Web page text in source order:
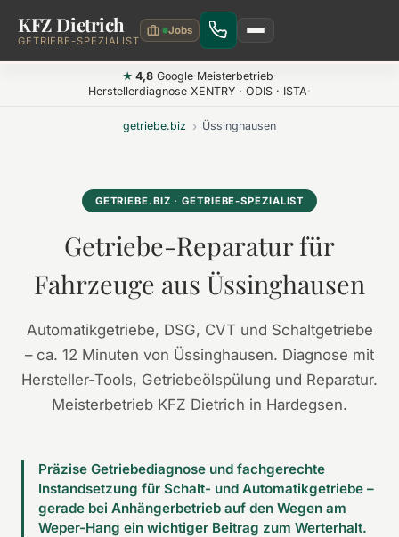
Zum Hauptinhalt springen
KFZ Dietrich
GETRIEBE-SPEZIALIST
★ 4,8Google·Meisterbetrieb·
Herstellerdiagnose XENTRY · ODIS · ISTA·
getriebe.biz › Üssinghausen
GETRIEBE.BIZ · GETRIEBE-SPEZIALIST
Getriebe-Reparatur für
Fahrzeuge aus Üssinghausen
Automatikgetriebe, DSG, CVT und Schaltgetriebe
– ca. 12 Minuten von Üssinghausen. Diagnose mit
Hersteller-Tools, Getriebeölspülung und Reparatur.
Meisterbetrieb KFZ Dietrich in Hardegsen.
Präzise Getriebediagnose und fachgerechte
Instandsetzung für Schalt- und Automatikgetriebe –
gerade bei Anhängerbetrieb auf den Wegen am
Weper-Hang ein wichtiger Beitrag zum Werterhalt.